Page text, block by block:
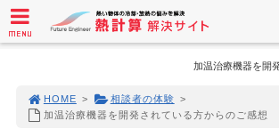
加温治療機器を開
HOME > 相談者の体験 >
加温治療機器を開発されている方からのご感想
MENU